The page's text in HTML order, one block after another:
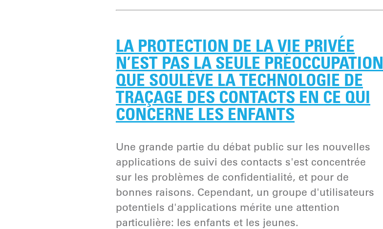
LA PROTECTION DE LA VIE PRIVÉE
N’EST PAS LA SEULE PRÉOCCUPATION
QUE SOULÈVE LA TECHNOLOGIE DE
TRAÇAGE DES CONTACTS EN CE QUI
CONCERNE LES ENFANTS
Une grande partie du débat public sur les nouvelles
applications de suivi des contacts s'est concentrée
sur les problèmes de confidentialité, et pour de
bonnes raisons. Cependant, un groupe d'utilisateurs
potentiels d'applications mérite une attention
particulière: les enfants et les jeunes.